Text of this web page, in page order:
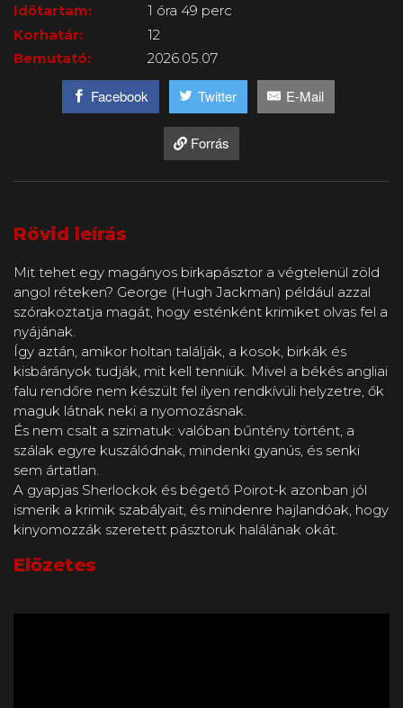
Időtartam:
1 óra 49 perc
Korhatár:
12
Bemutató:
2026.05.07
Facebook Twitter E-Mail
Forrás
Rövid leírás
Mit tehet egy magányos birkapásztor a végtelenül zöld
angol réteken? George (Hugh Jackman) például azzal
szórakoztatja magát, hogy esténként krimiket olvas fel a
nyájának.
Így aztán, amikor holtan találják, a kosok, birkák és
kisbárányok tudják, mit kell tenniük. Mivel a békés angliai
falu rendőre nem készült fel ilyen rendkívüli helyzetre, ők
maguk látnak neki a nyomozásnak.
És nem csalt a szimatuk: valóban bűntény történt, a
szálak egyre kuszálódnak, mindenki gyanús, és senki
sem ártatlan.
A gyapjas Sherlockok és bégető Poirot-k azonban jól
ismerik a krimik szabályait, és mindenre hajlandóak, hogy
kinyomozzák szeretett pásztoruk halálának okát.
Előzetes